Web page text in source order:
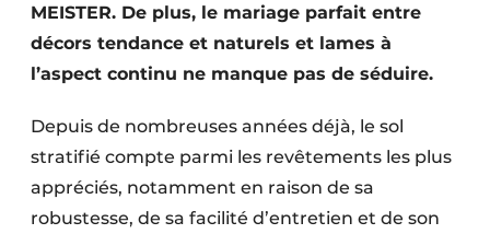
MEISTER. De plus, le mariage parfait entre
décors tendance et naturels et lames à
l’aspect continu ne manque pas de séduire.
Depuis de nombreuses années déjà, le sol
stratifié compte parmi les revêtements les plus
appréciés, notamment en raison de sa
robustesse, de sa facilité d’entretien et de son